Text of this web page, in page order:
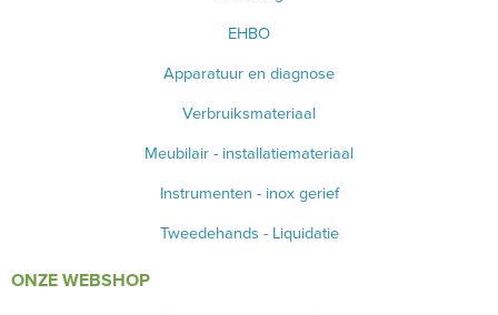
PRODUCT NIET GEVONDEN?
EHBO
Apparatuur en diagnose
Verbruiksmateriaal
Meubilair - installatiemateriaal
Instrumenten - inox gerief
Tweedehands - Liquidatie
ONZE WEBSHOP